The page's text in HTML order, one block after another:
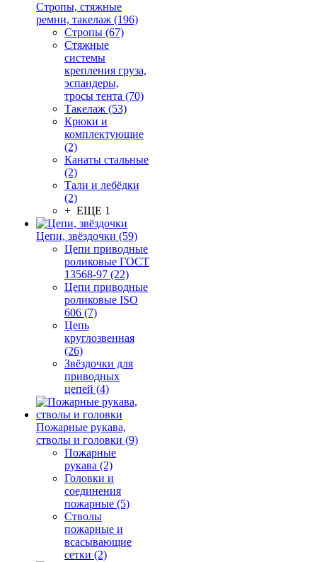
Стропы, стяжные
ремни, такелаж (196)
Стропы (67)
Стяжные
системы
крепления груза,
эспандеры,
тросы тента (70)
Такелаж (53)
Крюки и
комплектующие
(2)
Канаты стальные
(2)
Тали и лебёдки
(2)
+ ЕЩЕ 1
Цепи, звёздочки (59)
Цепи приводные
роликовые ГОСТ
13568-97 (22)
Цепи приводные
роликовые ISO
606 (7)
Цепь
круглозвенная
(26)
Звёздочки для
приводных
цепей (4)
Пожарные рукава,
стволы и головки (9)
Пожарные
рукава (2)
Головки и
соединения
пожарные (5)
Стволы
пожарные и
всасывающие
сетки (2)